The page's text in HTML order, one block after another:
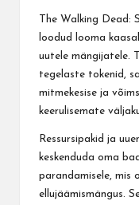
The Walking Dead:
loodud looma
uutele mängijatele.
tegelaste tokenid,
mitmekesise ja
keerulisemate
Ressursipakid ja
keskenduda oma
parandamisele, mis
ellujäämismängus.